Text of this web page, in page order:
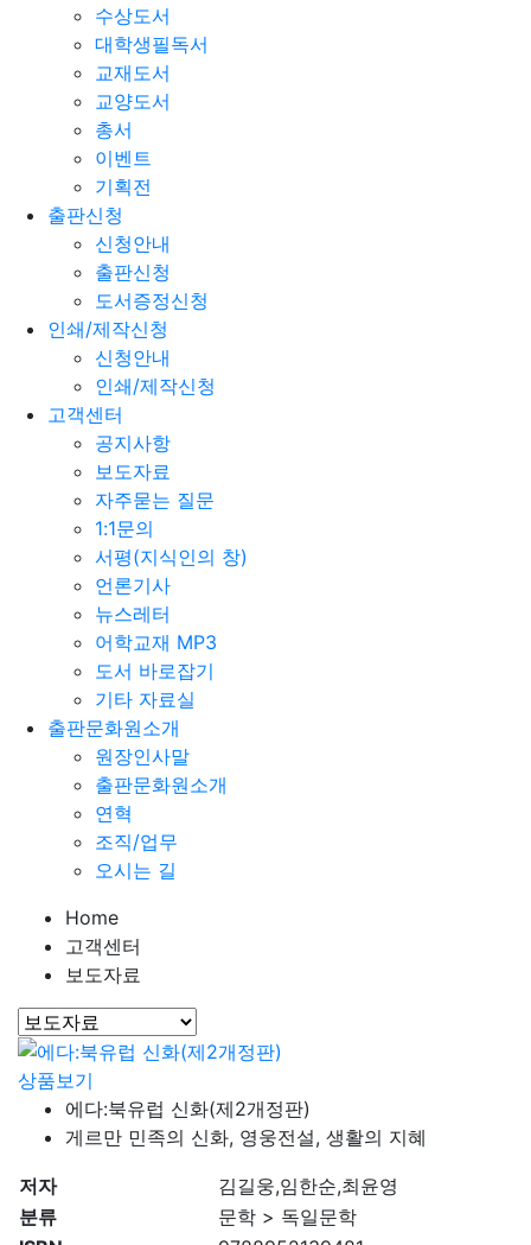
수상도서
대학생필독서
교재도서
교양도서
총서
이벤트
기획전
출판신청
신청안내
출판신청
도서증정신청
인쇄/제작신청
신청안내
인쇄/제작신청
고객센터
공지사항
보도자료
자주묻는 질문
1:1문의
서평(지식인의 창)
언론기사
뉴스레터
어학교재 MP3
도서 바로잡기
기타 자료실
출판문화원소개
원장인사말
출판문화원소개
연혁
조직/업무
오시는 길
Home
고객센터
보도자료
상품보기
에다:북유럽 신화(제2개정판)
게르만 민족의 신화, 영웅전설, 생활의 지혜
저자
김길웅,임한순,최윤영
분류
문학 > 독일문학